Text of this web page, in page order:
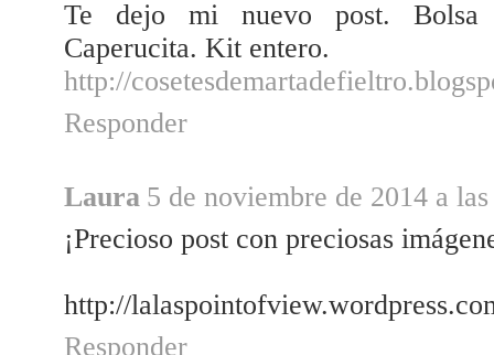
Te dejo mi nuevo post. Bolsa
Caperucita. Kit entero.
http://
Responder
Laura 5 de noviembre de 2014 a
¡Precioso post con preciosas
http://
Responder